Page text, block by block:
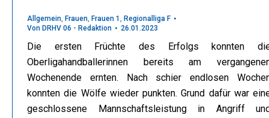
Allgemein, Frauen, Frauen 1 , Regionalliga F
Von DRHV 06 - Redaktion 26.01.2023
Die ersten Früchte des Erfolgs konnten
Oberligahandballerinnen bereits am
Wochenende ernten. Nach schier endlosen
konnten die Wölfe wieder punkten. Grund dafür war
geschlossene Mannschaftsleistung in Angriff